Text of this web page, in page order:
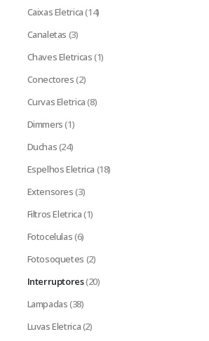
Caixas Eletrica(14)
Canaletas (3)
Chaves Eletricas(1)
Conectores(2)
Curvas Eletrica(8)
Dimmers(1)
Duchas(24)
Espelhos Eletrica (18)
Extensores(3)
Filtros Eletrica(1)
Fotocelulas(6)
Fotosoquetes (2)
Interruptores(20)
Lampadas(38)
Luvas Eletrica(2)